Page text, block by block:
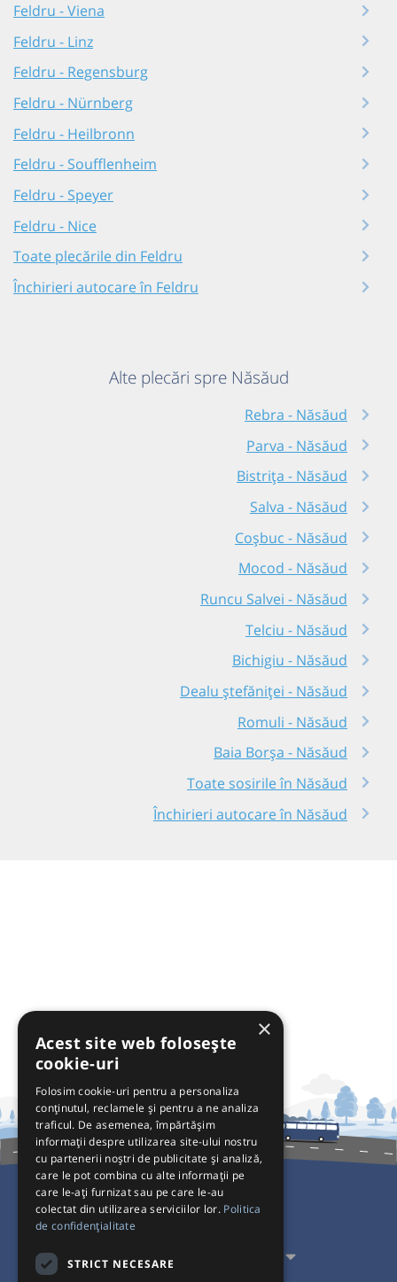
Feldru - Viena
Feldru - Linz
Feldru - Regensburg
Feldru - Nürnberg
Feldru - Heilbronn
Feldru - Soufflenheim
Feldru - Speyer
Feldru - Nice
Toate plecările din Feldru
Închirieri autocare în Feldru
Alte plecări spre Năsăud
Rebra - Năsăud
Parva - Năsăud
Bistrița - Năsăud
Salva - Năsăud
Coșbuc - Năsăud
Mocod - Năsăud
Runcu Salvei - Năsăud
Telciu - Năsăud
Bichigiu - Năsăud
Dealu ștefăniței - Năsăud
Romuli - Năsăud
Baia Borşa - Năsăud
Toate sosirile în Năsăud
Închirieri autocare în Năsăud
Pentru Călători
Pentru Transportatori
×
Acest site web folosește
cookie-uri
Folosim cookie-uri pentru a personaliza
conținutul, reclamele și pentru a ne analiza
traficul. De asemenea, împărtășim
informații despre utilizarea site-ului nostru
cu partenerii noștri de publicitate și analiză,
care le pot combina cu alte informații pe
care le-ați furnizat sau pe care le-au
colectat din utilizarea serviciilor lor. Politica
de confidențialitate
STRICT NECESARE